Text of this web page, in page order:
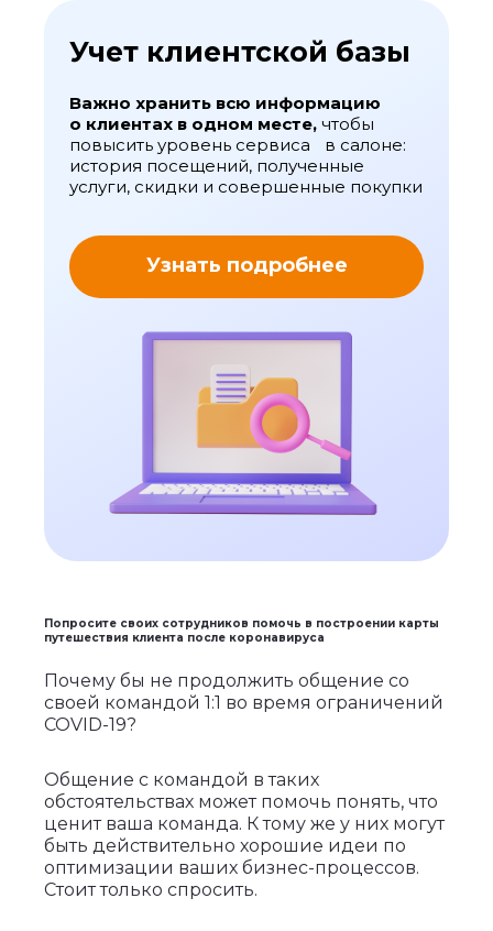
Учет клиентской базы
Важно хранить всю информацию
о клиентах в одном месте, чтобы
повысить уровень сервиса в салоне:
история посещений, полученные
услуги, скидки и совершенные покупки
Узнать подробнее
Попросите своих сотрудников помочь в построении карты
путешествия клиента после коронавируса
Почему бы не продолжить общение со
своей командой 1:1 во время ограничений
COVID-19?
Общение с командой в таких
обстоятельствах может помочь понять, что
ценит ваша команда. К тому же у них могут
быть действительно хорошие идеи по
оптимизации ваших бизнес-процессов.
Стоит только спросить.